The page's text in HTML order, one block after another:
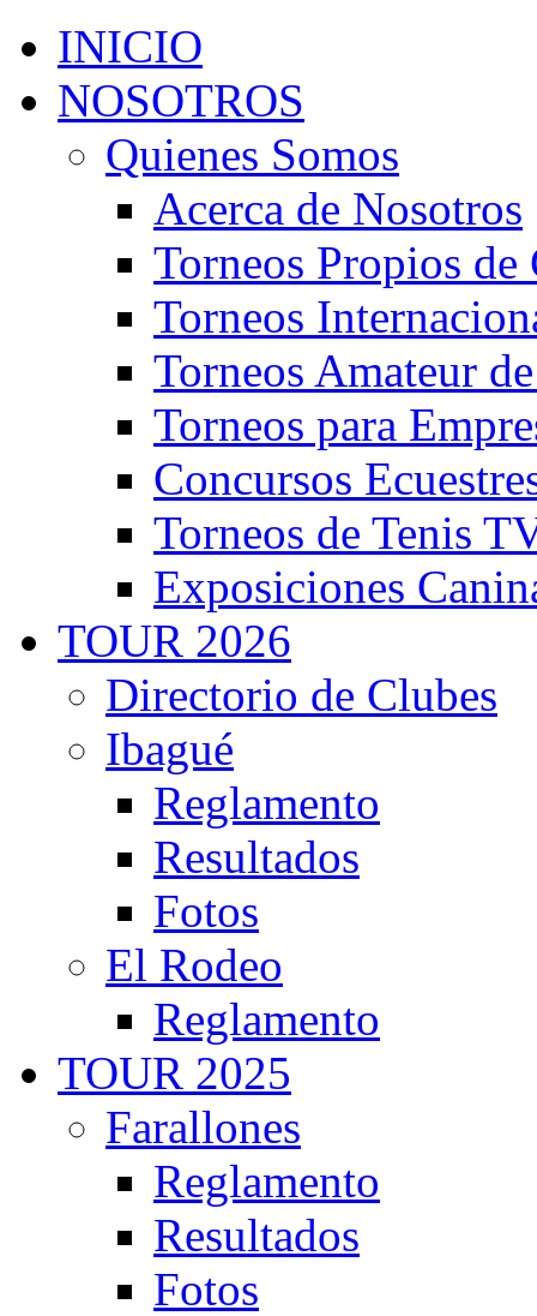
INICIO
NOSOTROS
Quienes Somos
Acerca de Nosotros
Torneos Propios
Torneos
Torneos Amateur
Torneos para
Concursos
Torneos de Tenis
Exposiciones
TOUR 2026
Directorio de Clubes
Ibagué
Reglamento
Resultados
Fotos
El Rodeo
Reglamento
TOUR 2025
Farallones
Reglamento
Resultados
Fotos